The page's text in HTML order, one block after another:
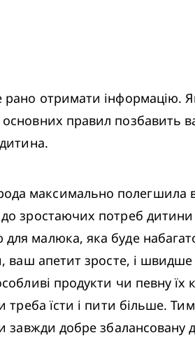
рано отримати інформацію.
правил позбавить
максимально полегшила
зростаючих потреб
малюка, яка буде
ваш апетит зросте, і
продукти чи певну їх
треба їсти і пити більше.
добре збалансовану